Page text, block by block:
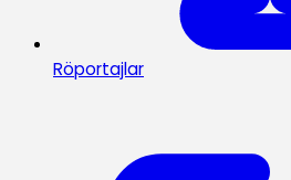
Röportajlar